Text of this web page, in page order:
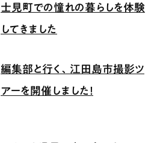
士見町での憧れの暮らしを体験
してきました
編集部と行く、江田島市撮影ツ
アーを開催しました！